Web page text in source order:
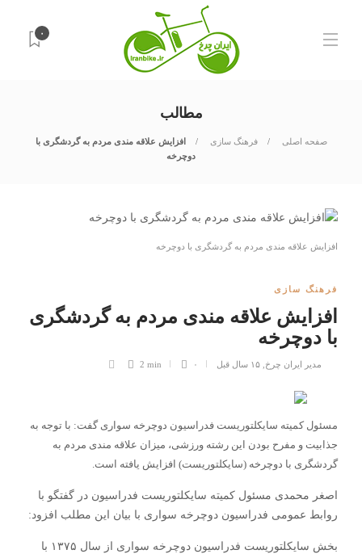
۰
مطالب
صفحه اصلی فرهنگ سازی
افزایش علاقه مندی مردم به گردشگری با
دوچرخه
افزایش علاقه مندی مردم به گردشگری با دوچرخه
فرهنگ سازی
افزایش علاقه مندی مردم به گردشگری
با دوچرخه
مدیر ایران چرخ ۱۵ سال قبل ۰ 2 min
مسئول کمیته سایکلتوریست فدراسیون دوچرخه سواری گفت: با توجه به
جذابیت و مفرح بودن این رشته ورزشی، میزان علاقه مندی مردم به
گردشگری با دوچرخه (سایکلتوریست) افزایش یافته است.
اصغر محمدی مسئول کمیته سایکلتوریست فدراسیون در گفتگو با
روابط عمومی فدراسیون دوچرخه سواری با بیان این مطلب افزود:
بخش سایکلتوریست فدراسیون دوچرخه سواری از سال ۱۳۷۵ با